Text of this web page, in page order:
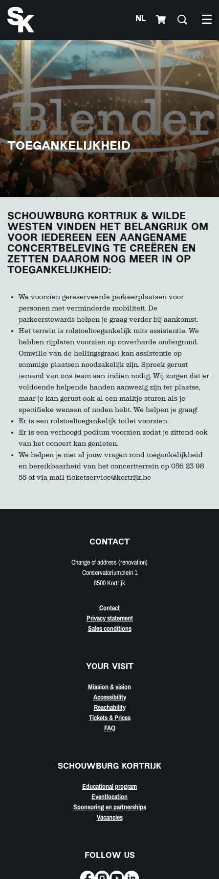
NL
TOEGANKELIJKHEID
SCHOUWBURG KORTRIJK & WILDE
WESTEN VINDEN HET BELANGRIJK OM
VOOR IEDEREEN EEN AANGENAME
CONCERTBELEVING TE CREËREN EN
ZETTEN DAAROM NOG MEER IN OP
TOEGANKELIJKHEID:
We voorzien gereserveerde parkeerplaatsen voor
personen met verminderde mobiliteit. De
parkeerstewards helpen je graag verder bij aankomst.
Het terrein is rolstoeltoegankelijk mits assistentie. We
hebben rijplaten voorzien op onverharde ondergrond.
Omwille van de hellingsgraad kan assistentie op
sommige plaatsen noodzakelijk zijn. Spreek gerust
iemand van ons team aan indien nodig. Wij zorgen dat er
voldoende helpende handen aanwezig zijn ter plaatse,
maar je kan gerust ook al een mailtje sturen als je
specifieke wensen of noden hebt. We helpen je graag!
Er is een rolstoeltoegankelijk toilet voorzien.
Er is een verhoogd podium voorzien zodat je zittend ook
van het concert kan genieten.
We helpen je met al jouw vragen rond toegankelijkheid
en bereikbaarheid van het concertterrein op 056 23 98
55 of via mail ticketservice@kortrijk.be
CONTACT
Change of address (renovation)
Conservatoriumplein 1
8500 Kortrijk
Contact
Privacy statement
Sales conditions
YOUR VISIT
Mission & vision
Accessibility
Reachability
Tickets & Prices
FAQ
SCHOUWBURG KORTRIJK
Educational program
Eventlocation
Sponsoring en partnerships
Vacancies
FOLLOW US